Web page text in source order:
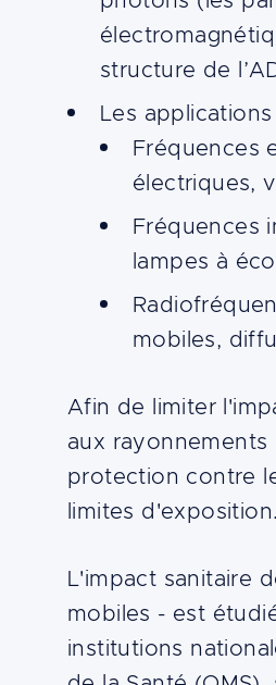
structure de
Les
Fréquences
électriques,
Fréquences
lampes à
mobiles,
Afin de limiter
aux rayonnements
protection contre
limites d'exposition.
L'impact sanitaire
mobiles - est
institutions